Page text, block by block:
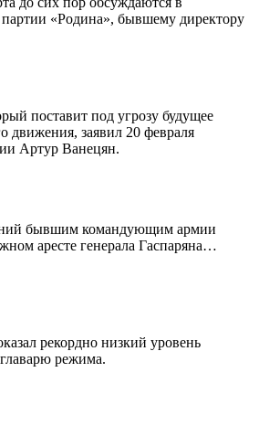
партии «Родина», бывшему директору
поставит под угрозу будущее
движения, заявил 20 февраля
Артур Ванецян.
бывшим командующим армии
аресте генерала Гаспаряна…
рекордно низкий уровень
режима.